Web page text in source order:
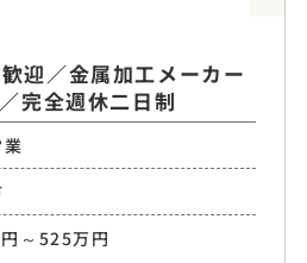
迎／金属加工メーカー
完全週休二日制
～525万円